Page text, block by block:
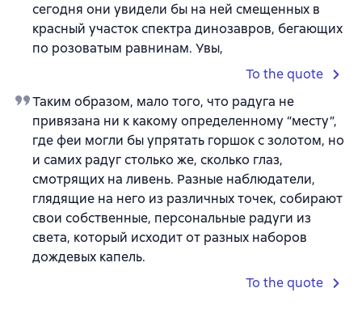
сегодня они увидели бы на ней смещенных в
красный участок спектра динозавров, бегающих
по розоватым равнинам. Увы,
To the quote
Таким образом, мало того, что радуга не
привязана ни к какому определенному “месту”,
где феи могли бы упрятать горшок с золотом, но
и самих радуг столько же, сколько глаз,
смотрящих на ливень. Разные наблюдатели,
глядящие на него из различных точек, собирают
свои собственные, персональные радуги из
света, который исходит от разных наборов
дождевых капель.
To the quote